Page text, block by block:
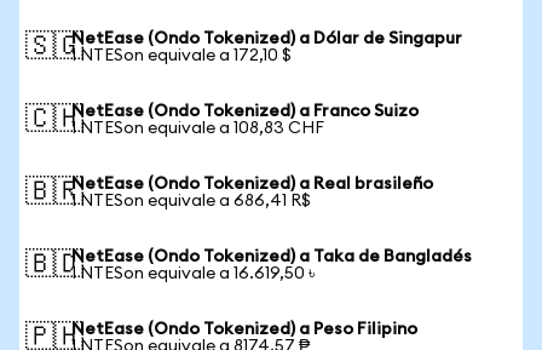
🇸🇬NetEase (Ondo Tokenized) a Dólar de Singapur
1 NTESon equivale a 172,10 $
🇨🇭NetEase (Ondo Tokenized) a Franco Suizo
1 NTESon equivale a 108,83 CHF
🇧🇷NetEase (Ondo Tokenized) a Real brasileño
1 NTESon equivale a 686,41 R$
🇧🇩NetEase (Ondo Tokenized) a Taka de Bangladés
1 NTESon equivale a 16.619,50 ৳
🇵🇭NetEase (Ondo Tokenized) a Peso Filipino
1 NTESon equivale a 8174,57 ₱